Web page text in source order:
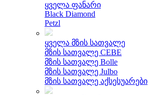
ყველა ფანარი
Black Diamond
Petzl
ყველა მზის სათვალე
მზის სათვალე CEBE
მზის სათვალე Bolle
მზის სათვალე Julbo
მზის სათვალე აქსესუარები